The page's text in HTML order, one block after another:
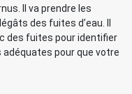
Il va prendre les
des fuites d’eau. Il
des fuites pour identifier
adéquates pour que votre